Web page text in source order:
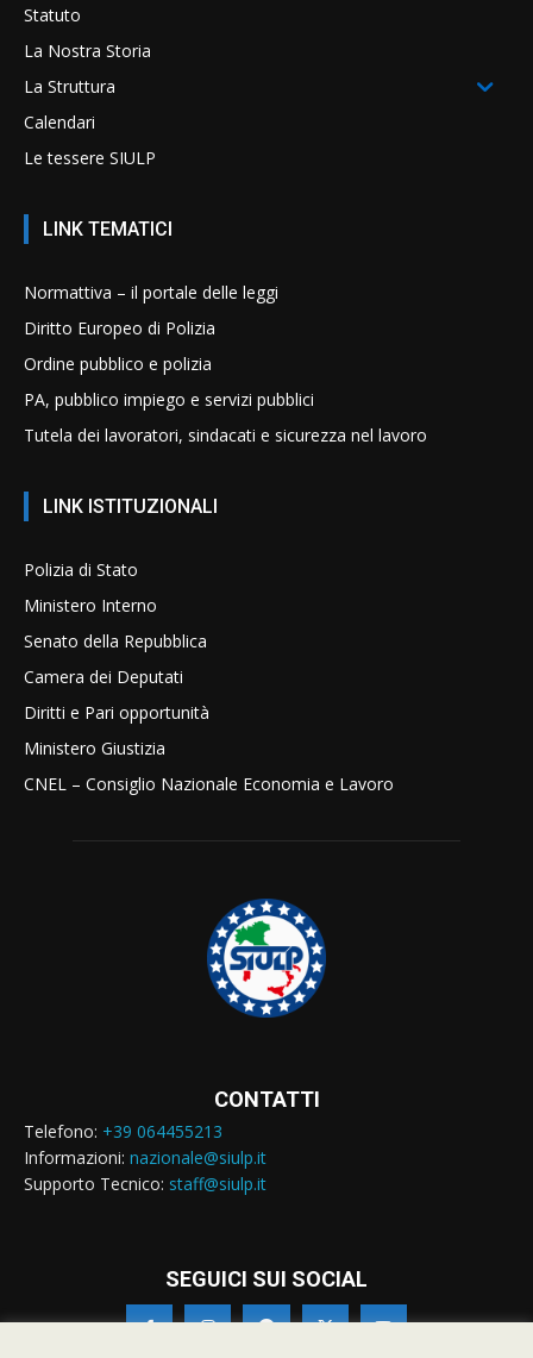
Statuto
La Nostra Storia
La Struttura
Calendari
Le tessere SIULP
LINK TEMATICI
Normattiva – il portale delle leggi
Diritto Europeo di Polizia
Ordine pubblico e polizia
PA, pubblico impiego e servizi pubblici
Tutela dei lavoratori, sindacati e sicurezza nel lavoro
LINK ISTITUZIONALI
Polizia di Stato
Ministero Interno
Senato della Repubblica
Camera dei Deputati
Diritti e Pari opportunità
Ministero Giustizia
CNEL – Consiglio Nazionale Economia e Lavoro
CONTATTI
Telefono: +39 064455213
Informazioni: nazionale@siulp.it
Supporto Tecnico: staff@siulp.it
SEGUICI SUI SOCIAL